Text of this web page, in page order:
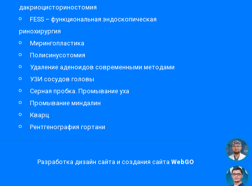
дакриоцисториностомия
FESS – функциональная эндоскопическая
ринохирургия
Мирингопластика
Полисинусотомия
Удаление аденоидов современными методами
УЗИ сосудов головы
Серная пробка. Промывание уха
Промывание миндалин
Кварц
Рентгенография гортани
Разработка дизайн сайта и создания сайта WebGO